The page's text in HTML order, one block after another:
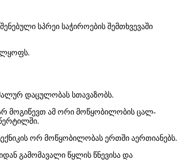
სპრეი საჭიროების შემთხვევაში
დაცულობას სთავაზობს.
მოგიწევთ ამ ორი მოწყობილობის ცალ-
ორ მოწყობილობას ერთში აერთიანებს.
გამომავალი წყლის წნევისა და